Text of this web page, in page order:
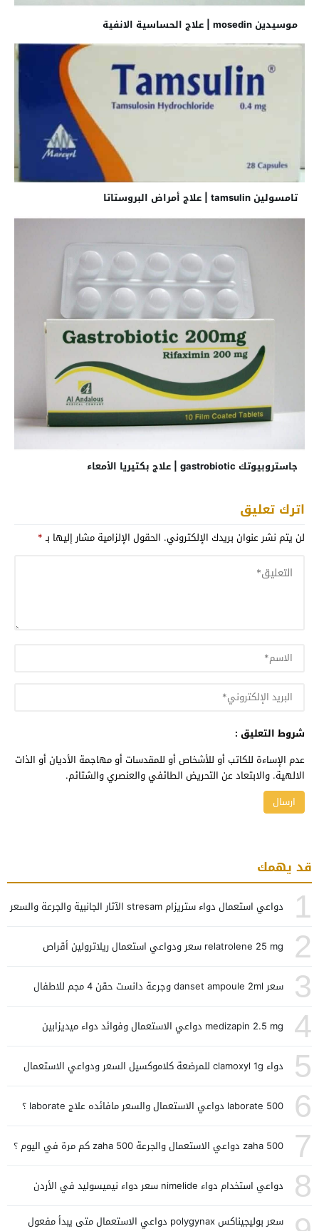
موسيدين mosedin | علاج الحساسية الانفية
تامسولين tamsulin | علاج أمراض البروستاتا
جاستروبيوتك gastrobiotic | علاج بكتيريا الأمعاء
اترك تعليق
لن يتم نشر عنوان بريدك الإلكتروني. الحقول الإلزامية مشار إليها بـ*
شروط التعليق :
عدم الإساءة للكاتب أو للأشخاص أو للمقدسات أو مهاجمة الأديان أو الذات
الالهية. والابتعاد عن التحريض الطائفي والعنصري والشتائم.
قد يهمك
1 دواعي استعمال دواء ستريزام stresam الآثار الجانبية والجرعة والسعر
2 relatrolene 25 mg سعر ودواعي استعمال ريلاترولين أقراص
3 سعر danset ampoule 2ml وجرعة دانست حقن 4 مجم للاطفال
4 medizapin 2.5 mg دواعي الاستعمال وفوائد دواء ميديزابين
5 دواء clamoxyl 1g للمرضعة كلاموكسيل السعر ودواعي الاستعمال
6 laborate 500 دواعي الاستعمال والسعر مافائده علاج laborate ؟
7 zaha 500 دواعي الاستعمال والجرعة zaha 500 كم مرة في اليوم ؟
8 دواعي استخدام دواء nimelide سعر دواء نيميسوليد في الأردن
سعر بوليجيناكس polygynax دواعي الاستعمال متى يبدأ مفعول